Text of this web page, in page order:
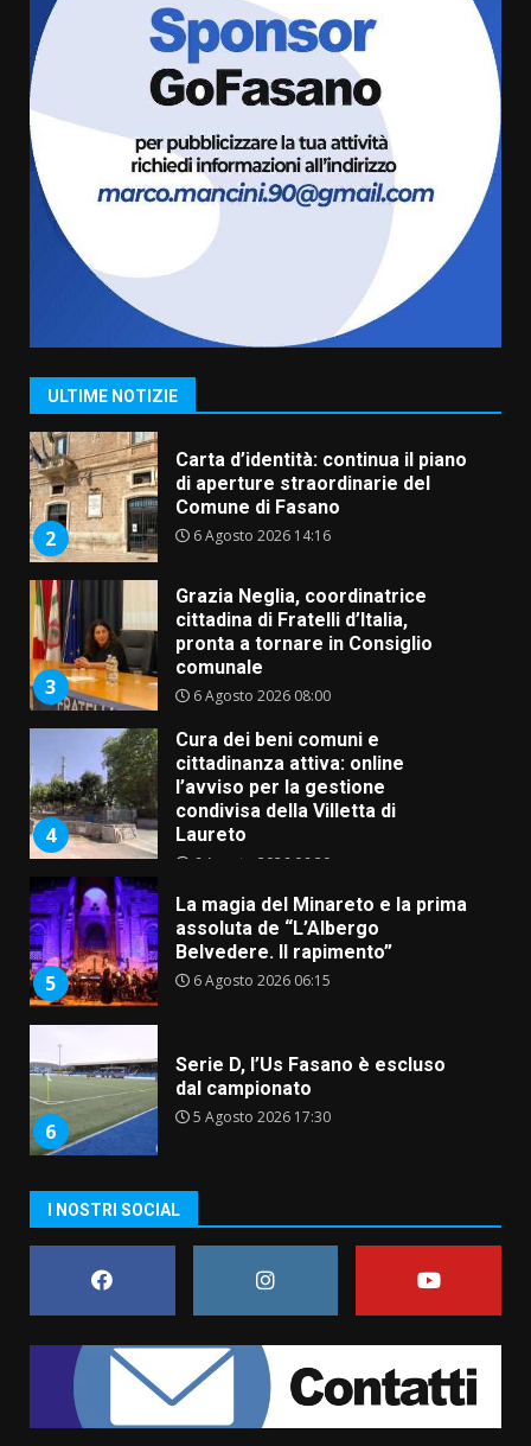
ULTIME NOTIZIE
Truffatori in azione nelle
frazioni fasanesi
5 Agosto 2026 11:03
Fasanese ferito a colpi di arma
da fuoco
6 Agosto 2026 18:13
2
Carta d’identità: continua il piano
di aperture straordinarie del
3
Grazia Neglia, coordinatrice
cittadina di Fratelli d’Italia,
pronta a tornare in Consiglio
comunale
6 Agosto 2026 08:00
4
Cura dei beni comuni e
cittadinanza attiva: online
l’avviso per la gestione
condivisa della Villetta di
Laureto
5
La magia del Minareto e la prima
assoluta de “L’Albergo
Belvedere. Il rapimento”
6 Agosto 2026 06:15
6
Serie D, l’Us Fasano è escluso
dal campionato
7
Truffatori in azione nelle
frazioni fasanesi
5 Agosto 2026 11:03
Fasanese ferito a colpi di arma
6 Agosto 2026 18:13
2
Carta d’identità: continua il piano
di aperture straordinarie del
Comune di Fasano
6 Agosto 2026 14:16
I NOSTRI SOCIAL